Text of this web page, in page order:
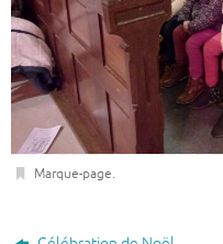
Marque-page.